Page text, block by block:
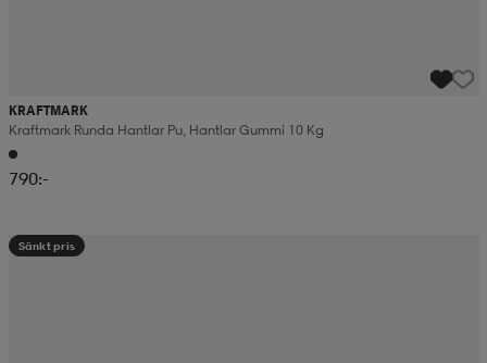
KRAFTMARK
Kraftmark Runda Hantlar Pu, Hantlar Gummi 10 Kg
790:-
Sänkt pris